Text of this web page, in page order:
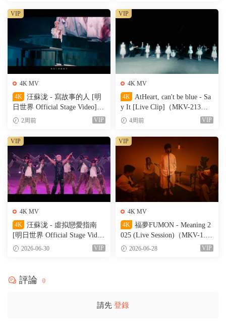
4K MV
4K
汪蘇泷 - 寫故事的人 [明
日世界 Official Stage Video]
（MKV-611M）
2周前 VIP
VIP
4K MV
4K
AtHeart, can't be blue - Sa
y It [Live Clip]（MKV-213
M）4周前 VIP
VIP
4K MV
4K
汪蘇泷 - 虛拟戀愛指南
[明日世界 Official Stage Vide
o]（MKV-527M）
2026-06-30 VIP
VIP
4K MV
4K
福夢FUMON - Meaning 2
025 (Live Session)（MKV-1.56
G）2026-06-28 VIP
VIP
評論 0
請先 登錄